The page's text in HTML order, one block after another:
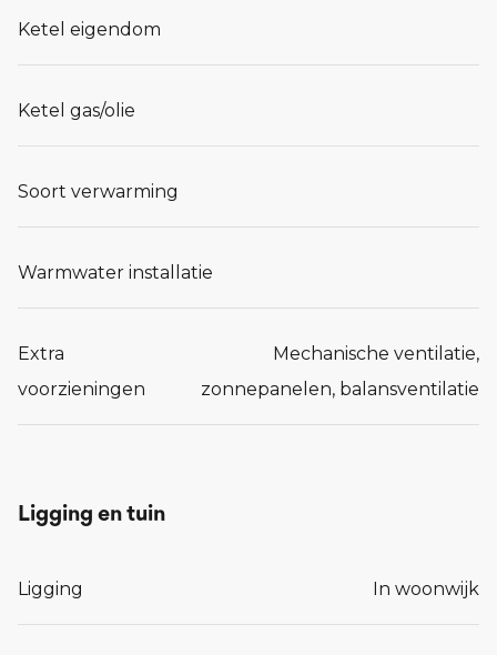
Ketel eigendom
Ketel gas/olie
Soort verwarming
Warmwater installatie
Extra
voorzieningen
Mechanische ventilatie,
zonnepanelen, balansventilatie
Ligging en tuin
Ligging In woonwijk